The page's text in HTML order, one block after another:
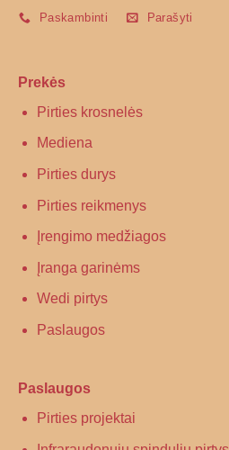
Paskambinti Parašyti
Prekės
Pirties krosnelės
Mediena
Pirties durys
Pirties reikmenys
Įrengimo medžiagos
Įranga garinėms
Wedi pirtys
Paslaugos
Paslaugos
Pirties projektai